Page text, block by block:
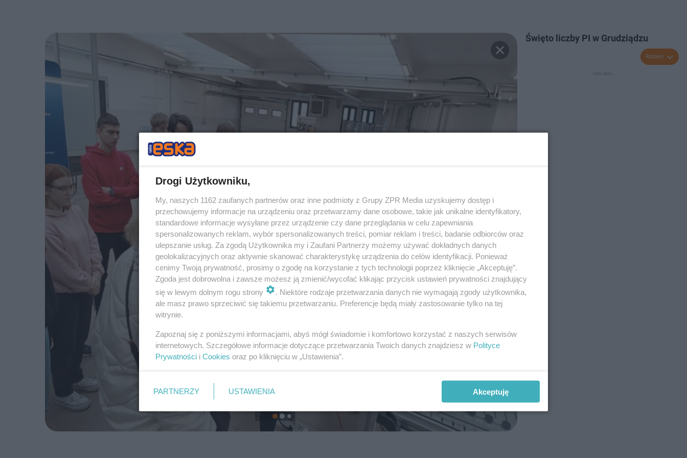
Święto liczby PI w Grudziądzu
Rozwiń
Drogi Użytkowniku,
My, naszych 1162 zaufanych partnerów oraz inne podmioty z Grupy ZPR Media uzyskujemy dostęp i
przechowujemy informacje na urządzeniu oraz przetwarzamy dane osobowe, takie jak unikalne identyfikatory,
standardowe informacje wysyłane przez urządzenie czy dane przeglądania w celu zapewniania
spersonalizowanych reklam, wybór spersonalizowanych treści, pomiar reklam i treści, badanie odbiorców oraz
ulepszanie usług. Za zgodą Użytkownika my i Zaufani Partnerzy możemy używać dokładnych danych
geolokalizacyjnych oraz aktywnie skanować charakterystykę urządzenia do celów identyfikacji. Ponieważ
cenimy Twoją prywatność, prosimy o zgodę na korzystanie z tych technologii poprzez kliknięcie „Akceptuję”.
Zgoda jest dobrowolna i zawsze możesz ją zmienić/wycofać klikając przycisk ustawień prywatności znajdujący
się w lewym dolnym rogu strony
. Niektóre rodzaje przetwarzania danych nie wymagają zgody użytkownika,
ale masz prawo sprzeciwić się takiemu przetwarzaniu. Preferencje będą miały zastosowanie tylko na tej
witrynie.
Zapoznaj się z poniższymi informacjami, abyś mógł świadomie i komfortowo korzystać z naszych serwisów
internetowych. Szczegółowe informacje dotyczące przetwarzania Twoich danych znajdziesz w Polityce
Prywatności i Cookies oraz po kliknięciu w „Ustawienia”.
PARTNERZY USTAWIENIA Akceptuję